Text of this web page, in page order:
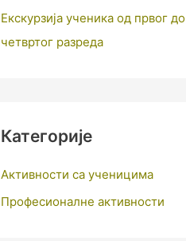
Екскурзија ученика од првог до
четвртог разреда
Категорије
Активности са ученицима
Професионалне активности